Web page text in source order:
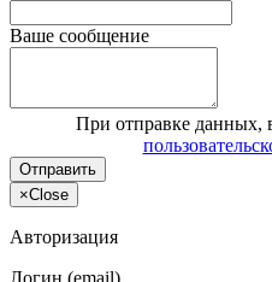
Ваше сообщение
При отправке данных,
Отправить
×Close
Авторизация
Логин (email)